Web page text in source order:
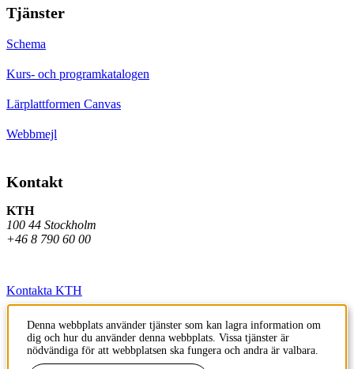
Tjänster
Schema
Kurs- och programkatalogen
Lärplattformen Canvas
Webbmejl
Kontakt
KTH
100 44 Stockholm
+46 8 790 60 00
Kontakta KTH
Jobba på KTH
Press och media
Denna webbplats använder tjänster som kan lagra information om
dig och hur du använder denna webbplats. Vissa tjänster är
nödvändiga för att webbplatsen ska fungera och andra är valbara.